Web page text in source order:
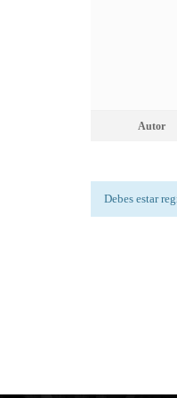
Autor
Debes estar